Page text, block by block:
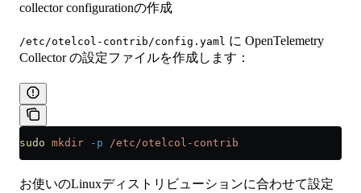
collector configurationの作成
/etc/otelcol-contrib/config.yaml に OpenTelemetry
Collector の設定ファイルを作成します：
sudo mkdir -p /etc/otelcol-contrib
お使いのLinuxディストリビューションに合わせて設定